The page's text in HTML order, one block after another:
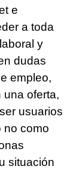
e
a toda
y
dudas
empleo,
una oferta,
usuarios
no como
situación